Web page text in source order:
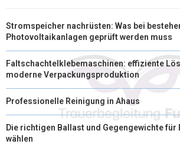
Stromspeicher nachrüsten: Was bei
Photovoltaikanlagen geprüft werden muss
Faltschachtelklebemaschinen: effiziente
moderne Verpackungsproduktion
Professionelle Reinigung in Ahaus
Die richtigen Ballast und Gegengewichte für
wählen